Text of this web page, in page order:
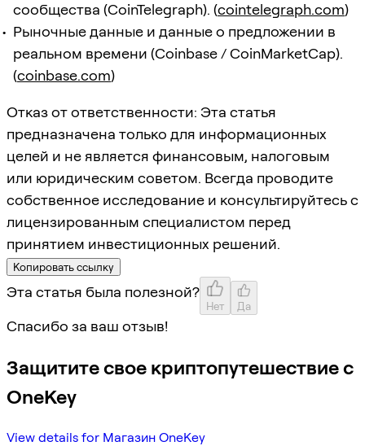
сообщества (CoinTelegraph). (cointelegraph.com)
Рыночные данные и данные о предложении в
реальном времени (Coinbase / CoinMarketCap).
(coinbase.com)
Отказ от ответственности: Эта статья
предназначена только для информационных
целей и не является финансовым, налоговым
или юридическим советом. Всегда проводите
собственное исследование и консультируйтесь с
лицензированным специалистом перед
принятием инвестиционных решений.
Копировать ссылку
Эта статья была полезной?
Нет Да
Спасибо за ваш отзыв!
Защитите свое криптопутешествие с
OneKey
View details for Магазин OneKey